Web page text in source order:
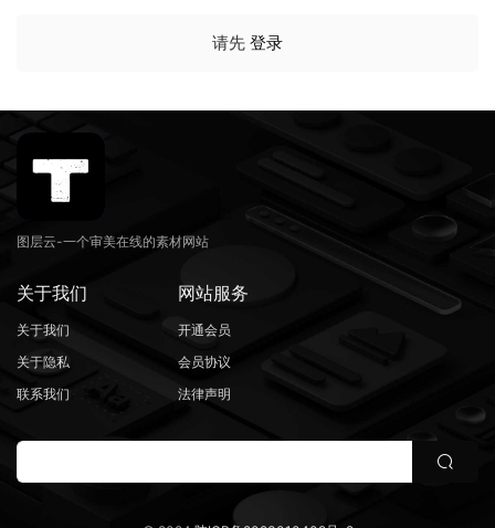
请先 登录
图层云-一个审美在线的素材网站
关于我们
关于我们
关于隐私
联系我们
网站服务
开通会员
会员协议
法律声明